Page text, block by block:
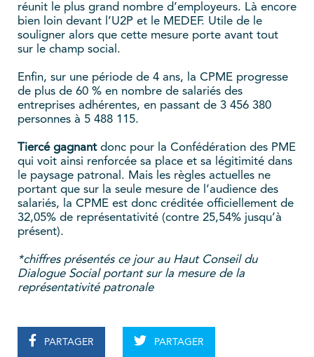
réunit le plus grand nombre d’employeurs. Là encore
bien loin devant l’U2P et le MEDEF. Utile de le
souligner alors que cette mesure porte avant tout
sur le champ social.
Enfin, sur une période de 4 ans, la CPME progresse
de plus de 60 % en nombre de salariés des
entreprises adhérentes, en passant de 3 456 380
personnes à 5 488 115.
Tiercé gagnantdonc pour la Confédération des PME
qui voit ainsi renforcée sa place et sa légitimité dans
le paysage patronal. Mais les règles actuelles ne
portant que sur la seule mesure de l’audience des
salariés, la CPME est donc créditée officiellement de
32,05% de représentativité (contre 25,54% jusqu’à
présent).
*chiffres présentés ce jour au Haut Conseil du
Dialogue Social portant sur la mesure de la
représentativité patronale
PARTAGER PARTAGER